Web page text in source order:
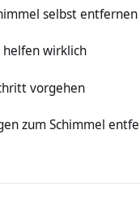
selbst
wirklich
vorgehen
zum Schimmel